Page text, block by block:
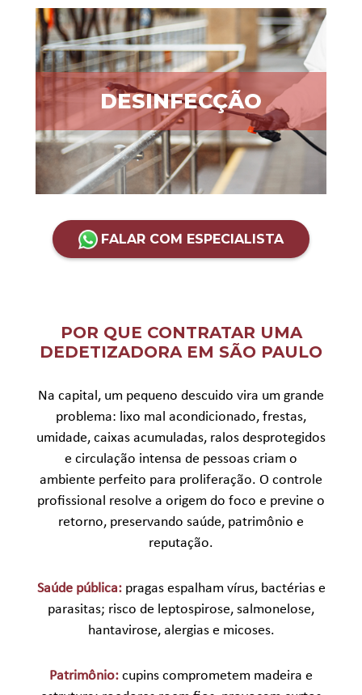
DESINFECÇÃO
FALAR COM ESPECIALISTA
POR QUE CONTRATAR UMA
DEDETIZADORA EM SÃO PAULO
Na capital, um pequeno descuido vira um grande
problema: lixo mal acondicionado, frestas,
umidade, caixas acumuladas, ralos desprotegidos
e circulação intensa de pessoas criam o
ambiente perfeito para proliferação. O controle
profissional resolve a origem do foco e previne o
retorno, preservando saúde, patrimônio e
reputação.
Saúde pública:pragas espalham vírus, bactérias e
parasitas; risco de leptospirose, salmonelose,
hantavirose, alergias e micoses.
Patrimônio: cupins comprometem madeira e